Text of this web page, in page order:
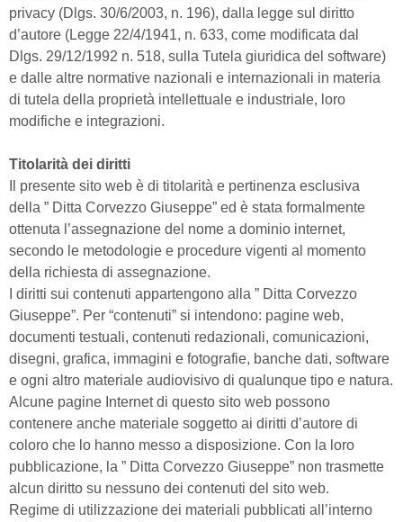
privacy (Dlgs. 30/6/2003, n. 196), dalla legge sul diritto
d’autore (Legge 22/4/1941, n. 633, come modificata dal
Dlgs. 29/12/1992 n. 518, sulla Tutela giuridica del software)
e dalle altre normative nazionali e internazionali in materia
di tutela della proprietà intellettuale e industriale, loro
modifiche e integrazioni.
Titolarità dei diritti
Il presente sito web è di titolarità e pertinenza esclusiva
della ” Ditta Corvezzo Giuseppe” ed è stata formalmente
ottenuta l’assegnazione del nome a dominio internet,
secondo le metodologie e procedure vigenti al momento
della richiesta di assegnazione.
I diritti sui contenuti appartengono alla ” Ditta Corvezzo
Giuseppe”. Per “contenuti” si intendono: pagine web,
documenti testuali, contenuti redazionali, comunicazioni,
disegni, grafica, immagini e fotografie, banche dati, software
e ogni altro materiale audiovisivo di qualunque tipo e natura.
Alcune pagine Internet di questo sito web possono
contenere anche materiale soggetto ai diritti d’autore di
coloro che lo hanno messo a disposizione. Con la loro
pubblicazione, la ” Ditta Corvezzo Giuseppe” non trasmette
alcun diritto su nessuno dei contenuti del sito web.
Regime di utilizzazione dei materiali pubblicati all’interno